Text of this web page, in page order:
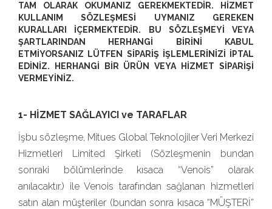
TAM OLARAK OKUMANIZ GEREKMEKTEDİR. HİZMET
KULLANIM SÖZLEŞMESİ UYMANIZ GEREKEN
KURALLARI İÇERMEKTEDİR. BU SÖZLEŞMEYİ VEYA
ŞARTLARINDAN HERHANGİ BİRİNİ KABUL
ETMİYORSANIZ LÜTFEN SİPARİŞ İŞLEMLERİNİZİ İPTAL
EDİNİZ. HERHANGİ BİR ÜRÜN VEYA HİZMET SİPARİŞİ
VERMEYİNİZ.
1- HİZMET SAĞLAYICI ve TARAFLAR
İşbu sözleşme, Mitues Global Teknolojiler Veri Merkezi
Hizmetleri Limited Şirketi (Sözleşmenin bundan
sonraki bölümlerinde kısaca “Venois” olarak
anılacaktır.) ile Venois tarafından sağlanan hizmetleri
satın alan müşteriler (bundan sonra kısaca “MÜŞTERİ”